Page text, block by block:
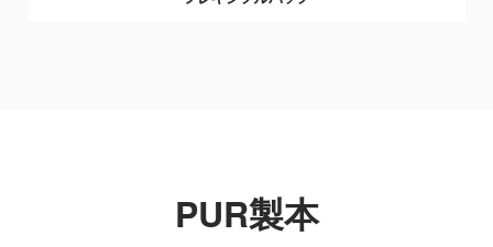
PUR製本